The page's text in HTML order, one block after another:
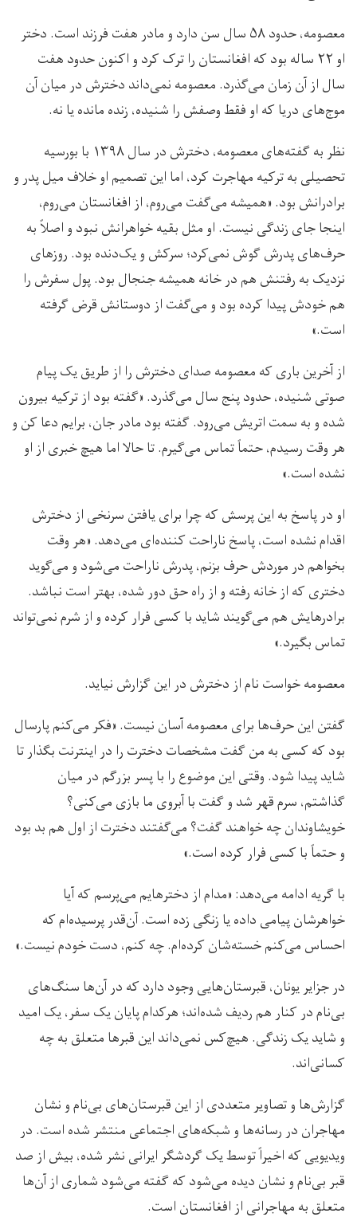
معصومه، حدود ۵۸ سال سن دارد و مادر هفت فرزند است. دختر
او ۲۲ ساله بود که افغانستان را ترک کرد و اکنون حدود هفت
سال از آن زمان می‌گذرد. معصومه نمی‌داند دخترش در میان آن
موج‌های دریا که او فقط وصفش را شنیده، زنده مانده یا نه.
نظر به گفته‌های معصومه، دخترش در سال ۱۳۹۸ با بورسیه
تحصیلی به ترکیه مهاجرت کرد، اما این تصمیم او خلاف میل پدر و
برادرانش بود. «همیشه می‌گفت می‌روم، از افغانستان می‌روم،
اینجا جای زندگی نیست. او مثل بقیه خواهرانش نبود و اصلاً به
حرف‌های پدرش گوش نمی‌کرد؛ سرکش و یک‌دنده بود. روزهای
نزدیک به رفتنش هم در خانه همیشه جنجال بود. پول سفرش را
هم خودش پیدا کرده بود و می‌گفت از دوستانش قرض گرفته
است.»
از آخرین باری که معصومه صدای دخترش را از طریق یک پیام
صوتی شنیده، حدود پنج سال می‌گذرد. «گفته بود از ترکیه بیرون
شده و به سمت اتریش می‌رود. گفته بود مادر جان، برایم دعا کن و
هر وقت رسیدم، حتماً تماس می‌گیرم. تا حالا اما هیچ خبری از او
نشده است.»
او در پاسخ به این پرسش که چرا برای یافتن سرنخی از دخترش
اقدام نشده است، پاسخ ناراحت کننده‌ا‌ی می‌دهد. «هر وقت
بخواهم در موردش حرف بزنم، پدرش ناراحت می‌شود و می‌گوید
دختری که از خانه رفته و از راه حق دور شده، بهتر است نباشد.
برادرهایش هم می‌گویند شاید با کسی فرار کرده و از شرم نمی‌تواند
تماس بگیرد.»
معصومه خواست نام از دخترش در این گزارش نیاید.
گفتن این حرف‌ها برای معصومه آسان نیست. «فکر می‌کنم پارسال
بود که کسی به من گفت مشخصات دخترت را در اینترنت بگذار تا
شاید پیدا شود. وقتی این موضوع را با پسر بزرگم در میان
گذاشتم، سرم قهر شد و گفت با آبروی ما بازی می‌کنی؟
خویشاوندان چه خواهند گفت؟ می‌گفتند دخترت از اول هم بد بود
و حتماً با کسی فرار کرده است.»
با گریه ادامه می‌دهد: «مدام از دخترهایم می‌پرسم که آیا
خواهرشان پیامی داده یا زنگی زده است. آن‌قدر پرسیده‌ام که
احساس می‌کنم خسته‌شان کرده‌ام. چه کنم، دست خودم نیست.»
در جزایر یونان، قبرستان‌هایی وجود دارد که در آن‌ها سنگ‌های
بی‌نام در کنار هم ردیف شده‌اند؛ هرکدام پایان یک سفر، یک امید
و شاید یک زندگی. هیچ‌کس نمی‌داند این قبرها متعلق به چه
کسانی‌اند.
گزارش‌ها و تصاویر متعددی از این قبرستان‌های بی‌نام و نشان
مهاجران در رسانه‌ها و شبکه‌های اجتماعی منتشر شده است. در
ویدیویی که اخیراً توسط یک گردشگر ایرانی نشر شده، بیش از صد
قبر بی‌نام و نشان دیده می‌شود که گفته می‌شود شماری از آن‌ها
متعلق به مهاجرانی از افغانستان است.